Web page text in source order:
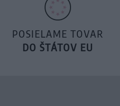
POSIELAME TOVAR
DO ŠTÁTOV EU